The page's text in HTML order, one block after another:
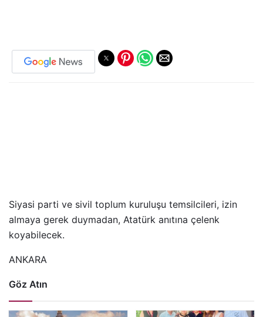
Siyasi parti ve sivil toplum kuruluşu temsilcileri, izin
almaya gerek duymadan, Atatürk anıtına çelenk
koyabilecek.
ANKARA
Göz Atın